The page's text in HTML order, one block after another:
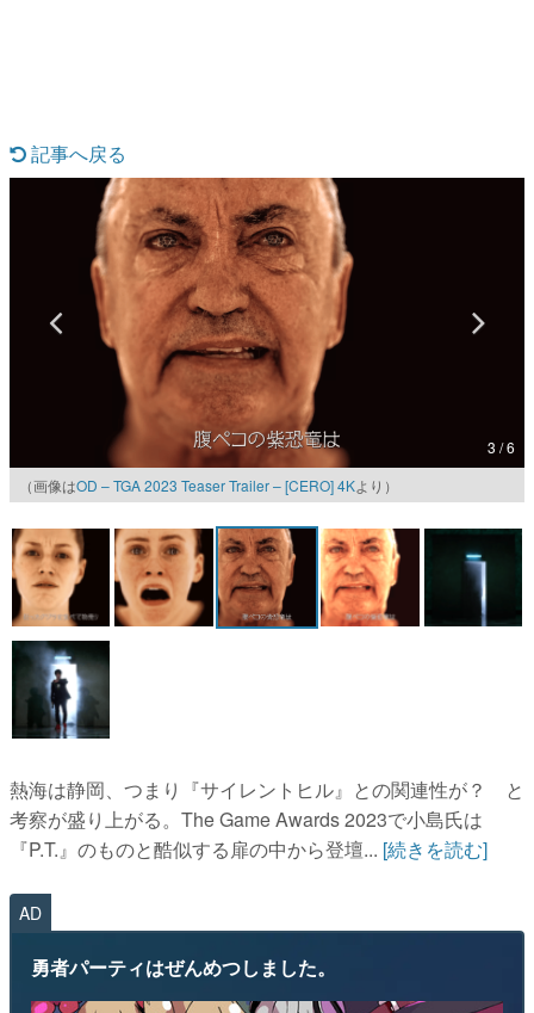
なんでゲームは面白い？
ゲーム開発者・hamatsu氏がゲームの魅力を画面や操作の
具体的な形から解き明かしていく、硬派で骨太な評論連載
です。
ゲームが変えた日本語
「経験値」「裏技」「ラスボス」… ゲームにまつわる言葉
の起源や用法の変遷を、コンピューター文化史研究家・タ
イニーP氏が徹底調査。
カテゴリ
マンガ
女性向け
アプリレビュー
その他
電ファミニコゲーマーとは？
運営：株式会社マレ
記事へ戻る
3 / 6
（画像はOD – TGA 2023 Teaser Trailer – [CERO] 4Kより）
熱海は静岡、つまり『サイレントヒル』との関連性が？ と
考察が盛り上がる。The Game Awards 2023で小島氏は
『P.T.』のものと酷似する扉の中から登壇... [続きを読む]
AD
勇者パーティはぜんめつしました。